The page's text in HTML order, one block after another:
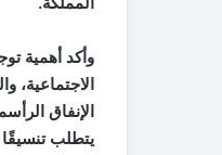
وأكد أهمية
الاجتماعية،
الإنفاق
يتطلب تنسيقًا